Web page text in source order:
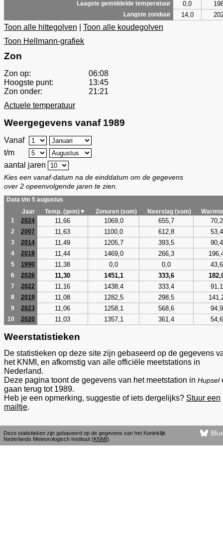
Laagste gemiddelde temperatuur 0,0
Langste zonduur 14,0
Toon alle hittegolven
Toon alle koudegolven
Toon Hellmann-grafiek
Zon
Zon op:
06:08
Hoogste punt:
13:45
Zon onder:
21:21
Actuele temperatuur
Weergegevens vanaf 1989
Vanaf
t/m
aantal jaren
Kies een vanaf-datum na de einddatum om de gegevens
over 2 opeenvolgende jaren te zien.
Data t/m 5 augustus
Jaar
Temp. (gem)▼ Zonuren (som) Neerslag (som)
1
2024 11,66 1069,0 655,7 70,2
2 2007 11,63 1100,0 612,8 53,4
3 2014 11,49 1205,7 393,5 90,4
4 2018 11,44 1469,0 266,3
5 1990 11,38 0,0 0,0 43,6
6 2026 11,30 1451,1 333,6
7 2022 11,16 1438,4 333,4 91,1
8 2019 11,08 1282,5 298,5
9 2023 11,06 1258,1 568,6 94,9
10 2020 11,03 1357,1 361,4 54,6
Weerstatistieken
De statistieken op deze site zijn gebaseerd op de gegevens
het KNMI, en afkomstig van alle officiële meetstations in
Nederland.
Deze pagina toont de gegevens van het meetstation in Hupsel
gaan terug tot 1989.
Heb je een opmerking, suggestie of iets dergelijks? Stuur een
mailtje.
Deze statistieken zijn gebaseerd op de gegevens van het Koninklijk
Nederlands Meteorologisch Instituut (KNMI).